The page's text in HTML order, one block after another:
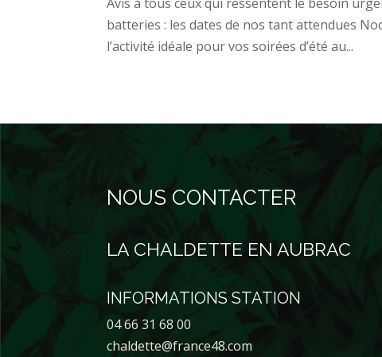
batteries : les dates de nos tant attendues
l’activité idéale pour vos soirées d’été au...
NOUS CONTACTER
LA CHALDETTE EN AUBRAC
INFORMATIONS STATION
04 66 31 68 00
chaldette@france48.com